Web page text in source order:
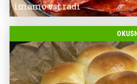
imamo vsi radi